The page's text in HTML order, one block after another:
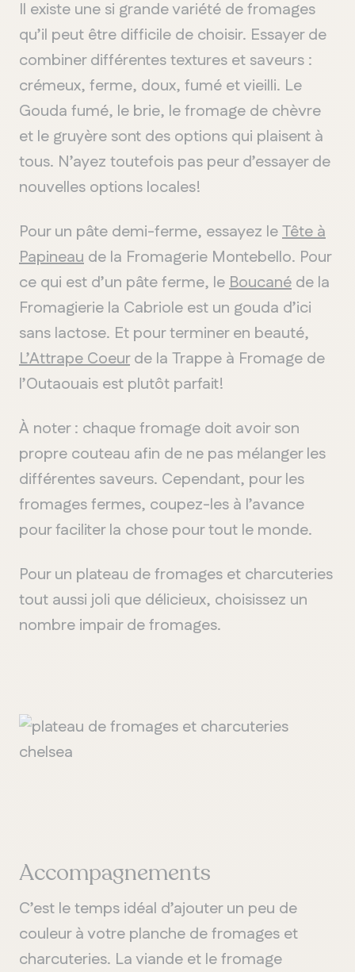
Il existe une si grande variété de fromages
qu’il peut être difficile de choisir. Essayer de
combiner différentes textures et saveurs :
crémeux, ferme, doux, fumé et vieilli. Le
Gouda fumé, le brie, le fromage de chèvre
et le gruyère sont des options qui plaisent à
tous. N’ayez toutefois pas peur d’essayer de
nouvelles options locales!
Pour un pâte demi-ferme, essayez leTête à
Papineau de la Fromagerie Montebello. Pour
ce qui est d’un pâte ferme, leBoucané de la
Fromagierie la Cabriole est un gouda d’ici
sans lactose. Et pour terminer en beauté,
L’Attrape Coeurde la Trappe à Fromage de
l’Outaouais est plutôt parfait!
À noter : chaque fromage doit avoir son
propre couteau afin de ne pas mélanger les
différentes saveurs. Cependant, pour les
fromages fermes, coupez-les à l’avance
pour faciliter la chose pour tout le monde.
Pour un plateau de fromages et charcuteries
tout aussi joli que délicieux, choisissez un
nombre impair de fromages.
Accompagnements
C’est le temps idéal d’ajouter un peu de
couleur à votre planche de fromages et
charcuteries. La viande et le fromage